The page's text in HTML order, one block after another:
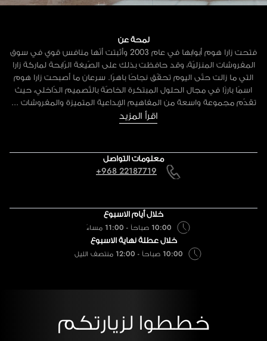
لمحة عن
فتحت زارا هوم أبوابها في عام 2003 وأثبتت أنّها منافس قوي في سوق
المفروشات المنزليّة، وقد حافظت بذلك على الصّيغة الرّابحة لماركة زارا
التي ما زالت حتّى اليوم تحقّق نجاحًا باهرًا. سرعان ما أصبحت زارا هوم
اسمًا بارزًا في مجال الحلول المبتكرة الخاصّة بالتّصميم الدّاخلي، حيث
تقدّم مجموعة واسعة من المفاهيم الإبداعية المتميزة والمفروشات ...
اقرأ المزيد
معلومات التواصل
+968 22187719
خلال أيام الاسبوع
10:00 صباحاً - 11:00 مساءً
خلال عطلة نهاية الاسبوع
10:00 صباحاً - 12:00 منتصف الليل
خططوا لزيارتكم